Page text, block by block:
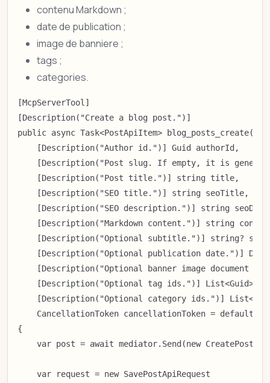
contenu Markdown ;
date de publication ;
image de banniere ;
tags ;
categories.
[McpServerTool]
[Description("Create a blog post.")]
public async Task<PostApiItem> blog_posts_create(
    [Description("Author id.")] Guid authorId,
[Description("Post slug. If empty, it is
    [Description("Post title.")] string title,
    [Description("SEO title.")] string seoTitle,
[Description("SEO description.")] string
[Description("Markdown content.")] string
[Description("Optional subtitle.")] string?
[Description("Optional publication date.")]
[Description("Optional banner image document
[Description("Optional tag ids.")] List<Guid>?
[Description("Optional category ids.")]
    CancellationToken cancellationToken = default)
{
var post = await mediator.Send(new
    var request = new SavePostApiRequest